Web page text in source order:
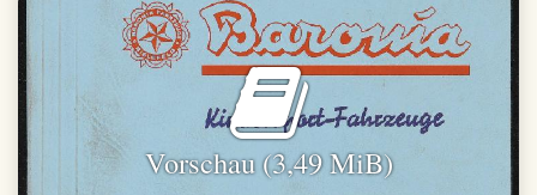
Vorschau (3,49 MiB)